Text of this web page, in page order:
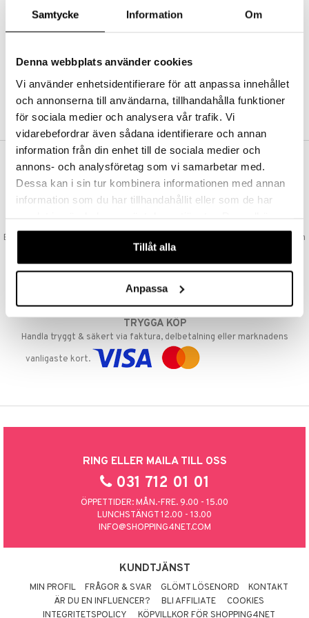
Samtycke Information Om
Denna webbplats använder cookies
Vi använder enhetsidentifierare för att anpassa innehållet
och annonserna till användarna, tillhandahålla funktioner
för sociala medier och analysera vår trafik. Vi
vidarebefordrar även sådana identifierare och annan
information från din enhet till de sociala medier och
annons- och analysföretag som vi samarbetar med.
Dessa kan i sin tur kombinera informationen med annan
information som du har tillhandahållit eller som de har
våra cookies vid fortsatt användande av vår webbplats.
Tillåt alla
Anpassa
Abonnemang
Bevaka produkter
Recensera produkter
SKAPA KUND
VAD KOSTAR FRAKTEN?
Vi erbjuder fri frakt från 350 kr. Vår gräns för fraktfri leverans bestäms
utifån vilken avdelning du handlar från. Läs mer här »
Beställningar lagda före 14:00 (gäller varor i lager) skickas normalt ut från
oss samma dag.
GODKÄND AV LÄKEMEDELSVERKET
EU-logotypen är symbolen som visar att vi är godkända av
TRYGGA KÖP
Handla tryggt & säkert via faktura, delbetalning eller marknadens
vanligaste kort.
RING ELLER MAILA TILL OSS
031 712 01 01
ÖPPETTIDER: MÅN.-FRE. 9.00 - 15.00
LUNCHSTÄNGT 12.00 - 13.00
INFO@SHOPPING4NET.COM
KUNDTJÄNST
MIN PROFIL FRÅGOR & SVAR GLÖMT LÖSENORD
KONTAKT
ÄR DU EN INFLUENCER?
BLI AFFILIATE
COOKIES
INTEGRITETSPOLICY
KÖPVILLKOR FÖR SHOPPING4NET